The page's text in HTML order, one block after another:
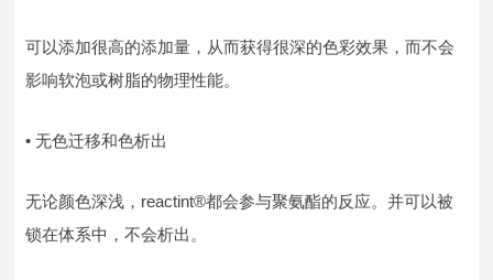
可以添加很高的添加量，从而获得很深的色彩效果，而不会
影响软泡或树脂的物理性能。
• 无色迁移和色析出
无论颜色深浅，reactint®都会参与聚氨酯的反应。并可以被
锁在体系中，不会析出。